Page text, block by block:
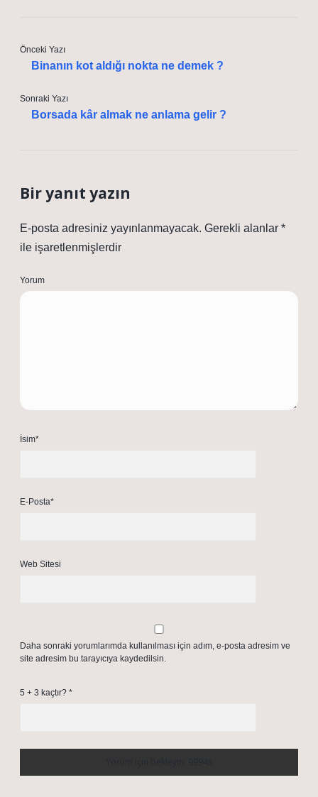
Önceki Yazı
Binanın kot aldığı nokta ne demek ?
Sonraki Yazı
Borsada kâr almak ne anlama gelir ?
Bir yanıt yazın
E-posta adresiniz yayınlanmayacak. Gerekli alanlar *
ile işaretlenmişlerdir
Yorum
İsim*
E-Posta*
Web Sitesi
Daha sonraki yorumlarımda kullanılması için adım, e-posta adresim ve
site adresim bu tarayıcıya kaydedilsin.
5 + 3 kaçtır? *